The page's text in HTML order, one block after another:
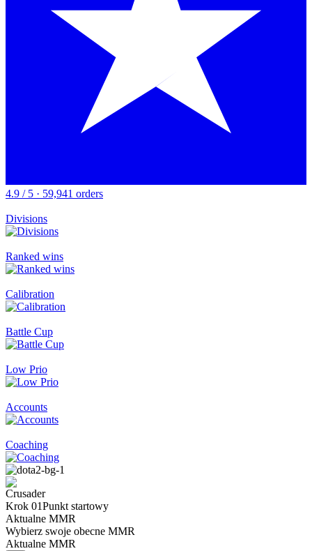
4.9 / 5 · 59,941 orders
Divisions
Ranked wins
Calibration
Battle Cup
Low Prio
Accounts
Coaching
Krok 01Punkt startowy
Aktualne MMR
Wybierz swoje obecne MMR
Aktualne MMR